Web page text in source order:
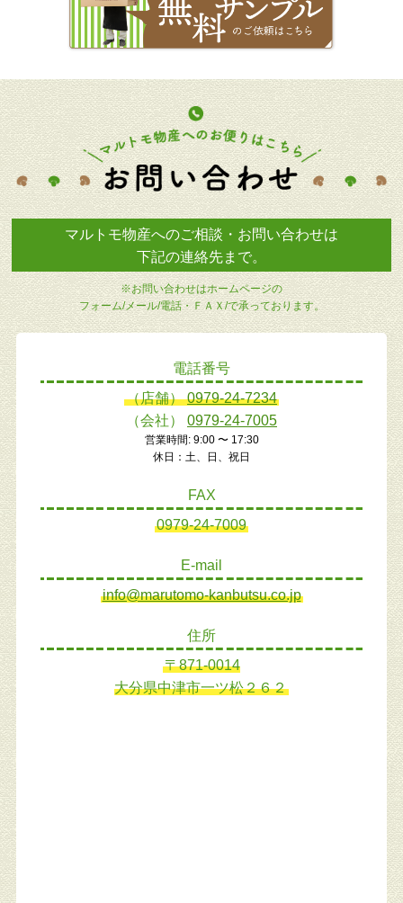
マルトモ物産へのご相談・お問い合わせは
下記の連絡先まで。
※お問い合わせはホームページの
フォーム/メール/電話・ＦＡＸ/で承っております。
電話番号
（店舗）0979-24-7234
（会社） 0979-24-7005
営業時間: 9:00 〜 17:30
休日：土、日、祝日
FAX
0979-24-7009
E-mail
info@marutomo-kanbutsu.co.jp
住所
〒871-0014
大分県中津市一ツ松２６２